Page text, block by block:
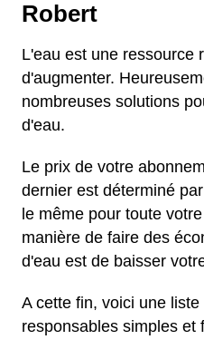
Robert
L'eau est une ressource
d'augmenter.
nombreuses solutions
d'eau.
Le prix de votre
dernier est déterminé
le même pour toute
manière de faire des
d'eau est de baisser
A cette fin, voici une
responsables simples et